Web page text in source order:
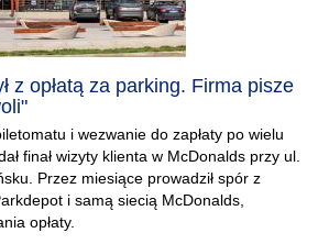
z opłatą za parking. Firma pisze
i wezwanie do zapłaty po wielu
finał wizyty klienta w McDonalds przy ul.
Przez miesiące prowadził spór z
i samą siecią McDonalds,
opłaty.